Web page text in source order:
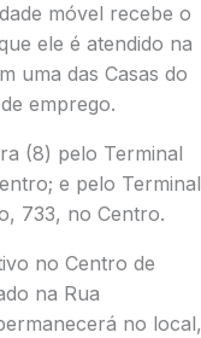
móvel recebe o
ele é atendido na
uma das Casas do
emprego.
(8) pelo Terminal
e pelo Terminal
733, no Centro.
no Centro de
na Rua
no local,